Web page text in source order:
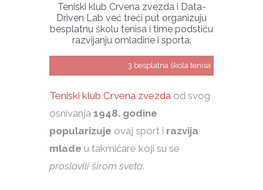
3 ‎ besplatna škola tenisa
Teniski klub Crvena zvezda i Data-
Driven Lab već treći put organizuju
besplatnu školu tenisa i time podstiču
razvijanju omladine i sporta.
Teniski klub Crvena zvezda od svog
osnivanja 1948. godine
popularizuje ovaj sport i razvija
mlade u takmičare koji su se
proslavili širom sveta.